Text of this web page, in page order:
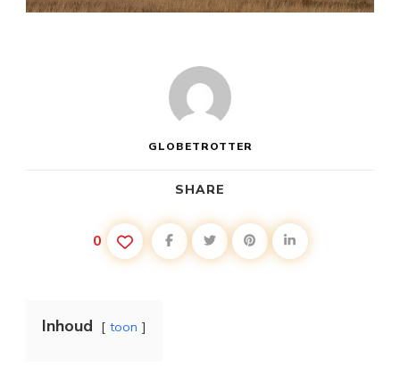
GLOBETROTTER
SHARE
0
Inhoud toon